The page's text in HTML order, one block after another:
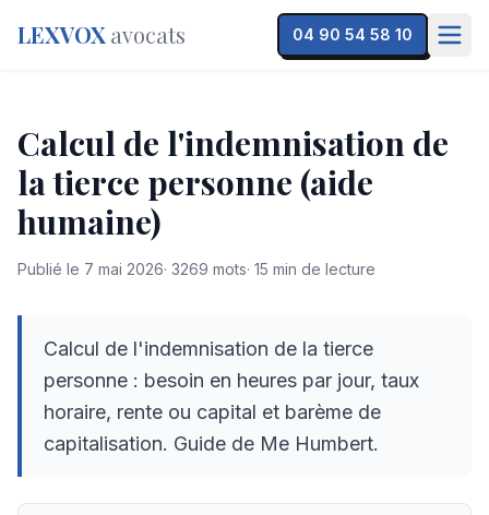
LEXVOX avocats 04 90 54 58 10
Calcul de l'indemnisation de
la tierce personne (aide
humaine)
Publié le 7 mai 2026· 3269 mots· 15 min de lecture
Calcul de l'indemnisation de la tierce
personne : besoin en heures par jour, taux
horaire, rente ou capital et barème de
capitalisation. Guide de Me Humbert.